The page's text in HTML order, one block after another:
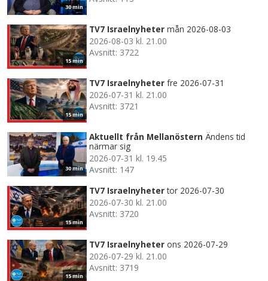
30 min
15 min
TV7 Israelnyheter mån 2026-08-03
2026-08-03 kl. 21.00
Avsnitt: 3722
15 min
TV7 Israelnyheter fre 2026-07-31
2026-07-31 kl. 21.00
Avsnitt: 3721
30 min
Aktuellt från Mellanöstern Ändens tid
närmar sig
2026-07-31 kl. 19.45
Avsnitt: 147
15 min
TV7 Israelnyheter tor 2026-07-30
2026-07-30 kl. 21.00
Avsnitt: 3720
15 min
TV7 Israelnyheter ons 2026-07-29
2026-07-29 kl. 21.00
Avsnitt: 3719